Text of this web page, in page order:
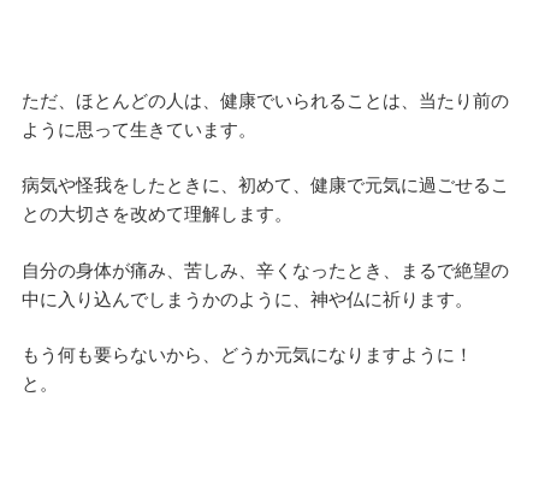
ただ、ほとんどの人は、健康でいられることは、当たり前の
ように思って生きています。
病気や怪我をしたときに、初めて、健康で元気に過ごせるこ
との大切さを改めて理解します。
自分の身体が痛み、苦しみ、辛くなったとき、まるで絶望の
中に入り込んでしまうかのように、神や仏に祈ります。
もう何も要らないから、どうか元気になりますように！
と。